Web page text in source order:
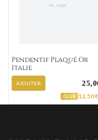
Pendentif Plaqué Or
Italie
AJOUTER
CLUB 12,50